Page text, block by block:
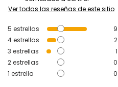
Ver todas las reseñas de este sitio
5 estrellas
9
4estrellas
2
3 estrellas
1
2estrellas
0
1 estrella 0